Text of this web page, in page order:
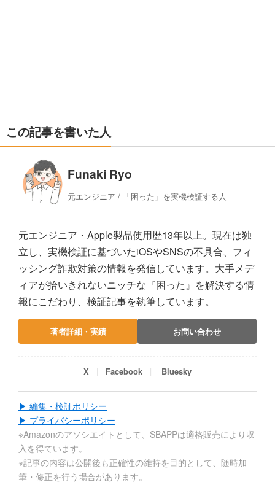
この記事を書いた人
Funaki Ryo
元エンジニア / 「困った」を実機検証する人
元エンジニア・Apple製品使用歴13年以上。現在は独
立し、実機検証に基づいたiOSやSNSの不具合、フィ
ッシング詐欺対策の情報を発信しています。大手メデ
ィアが拾いきれないニッチな『困った』を解決する情
報にこだわり、検証記事を執筆しています。
著者詳細・実績 お問い合わせ
X Facebook Bluesky
▶ 編集・検証ポリシー
▶ プライバシーポリシー
※Amazonのアソシエイトとして、SBAPPは適格販売により収
入を得ています。
※記事の内容は公開後も正確性の維持を目的として、随時加
筆・修正を行う場合があります。